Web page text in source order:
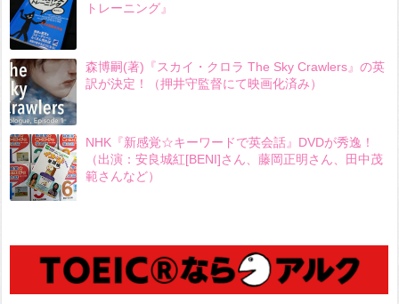
トレーニング』
森博嗣(著)『スカイ・クロラ The Sky Crawlers』の英
訳が決定！（押井守監督にて映画化済み）
NHK『新感覚☆キーワードで英会話』DVDが秀逸！
（出演：安良城紅[BENI]さん、藤岡正明さん、田中茂
範さんなど）